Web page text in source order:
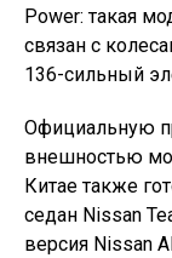
Power: такая
связан с
136-сильный
Официальную
внешностью
Китае также
седан Nissan
версия Nissan